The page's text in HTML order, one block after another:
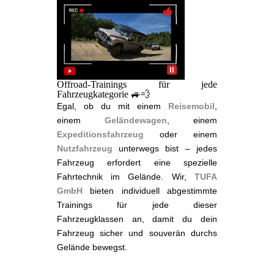
Offroad-Trainings für jede
Fahrzeugkategorie 🚙💨
Egal, ob du mit einem Reisemobil
einem Geländewagen , einem
Expeditionsfahrzeug oder einem
Nutzfahrzeug
unterwegs bist – jedes
Fahrzeug erfordert eine spezielle
Fahrtechnik im Gelände. Wir, TUFA
GmbH bieten individuell abgestimmte
Trainings für jede dieser
Fahrzeugklassen an, damit du dein
Fahrzeug sicher und souverän durchs
Gelände bewegst.